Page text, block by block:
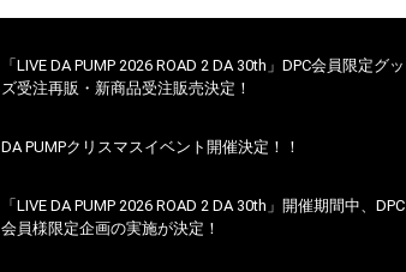
「LIVE DA PUMP 2026 ROAD 2 DA 30th」DPC会員限定グッ
ズ受注再販・新商品受注販売決定！
DA PUMPクリスマスイベント開催決定！！
「LIVE DA PUMP 2026 ROAD 2 DA 30th」開催期間中、DPC
会員様限定企画の実施が決定！